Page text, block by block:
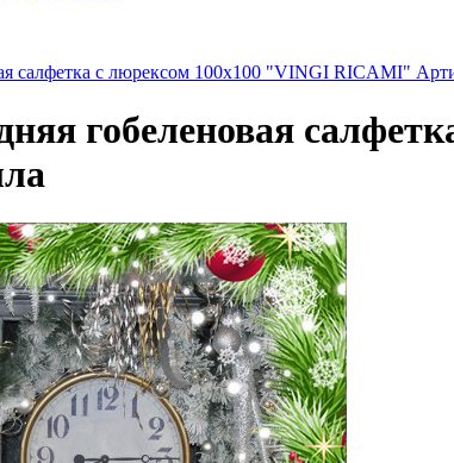
салфетка с люрексом 100х100 "VINGI RICAMI"
гобеленовая